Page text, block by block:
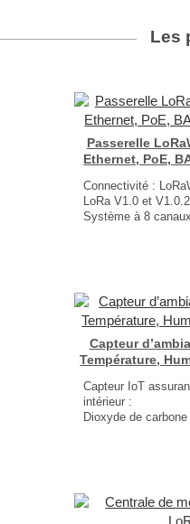
Les
Passerelle
Ethernet, PoE,
Connectivité :
LoRa V1.0 et
Système à 8
...
Capteur
Température,
Capteur IoT
intérieur :
Poids : 200g (pile
...